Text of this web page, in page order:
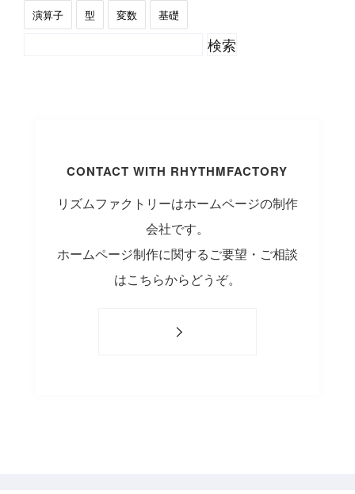
演算子 型 変数 基礎
CONTACT WITH RHYTHMFACTORY
リズムファクトリーはホームページの制作
会社です。
ホームページ制作に関するご要望・ご相談
はこちらからどうぞ。